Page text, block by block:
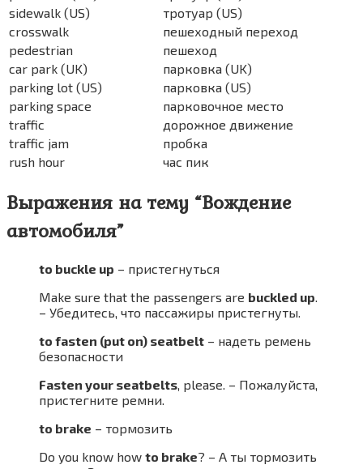
sidewalk (US)
тротуар (US)
crosswalk
пешеходный переход
pedestrian
пешеход
car park (UK)
парковка (UK)
parking lot (US)
парковка (US)
parking space
парковочное место
traffic
дорожное движение
traffic jam
пробка
rush hour
час пик
Выражения на тему “Вождение
автомобиля”
to buckle up – пристегнуться
Make sure that the passengers are buckled up.
– Убедитесь, что пассажиры пристегнуты.
to fasten (put on) seatbelt – надеть ремень
безопасности
Fasten your seatbelts, please. – Пожалуйста,
пристегните ремни.
to brake – тормозить
Do you know how to brake? – А ты тормозить